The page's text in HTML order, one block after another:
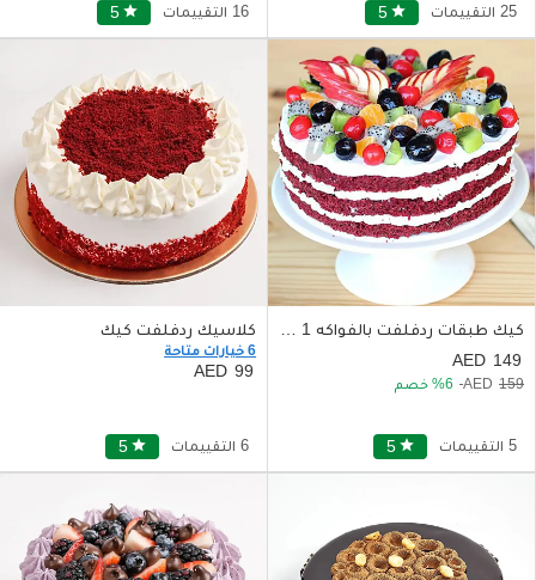
5 star 25 التقييمات 5 star 16 التقييمات
149
159
6 خصم
5 star 5 التقييمات
كلاسيك ردفلفت كيك
6 خيارات متاحة
99
5 star 6 التقييمات